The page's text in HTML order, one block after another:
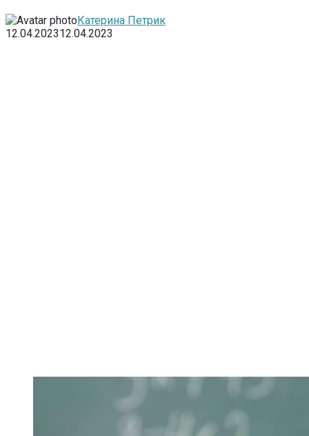
Катерина Петрик
12.04.202312.04.2023